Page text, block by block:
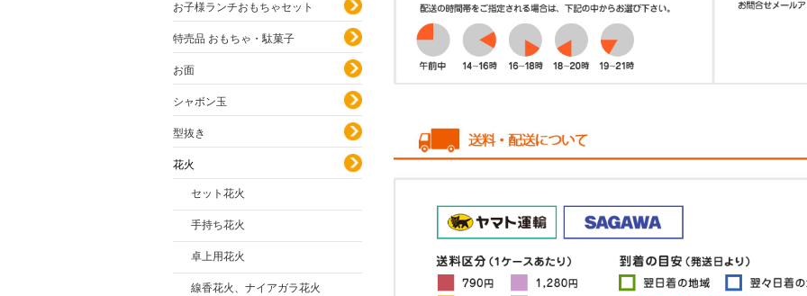
お子様ランチおもちゃセット
特売品 おもちゃ・駄菓子
お面
シャボン玉
型抜き
花火
セット花火
手持ち花火
卓上用花火
線香花火、ナイアガラ花火